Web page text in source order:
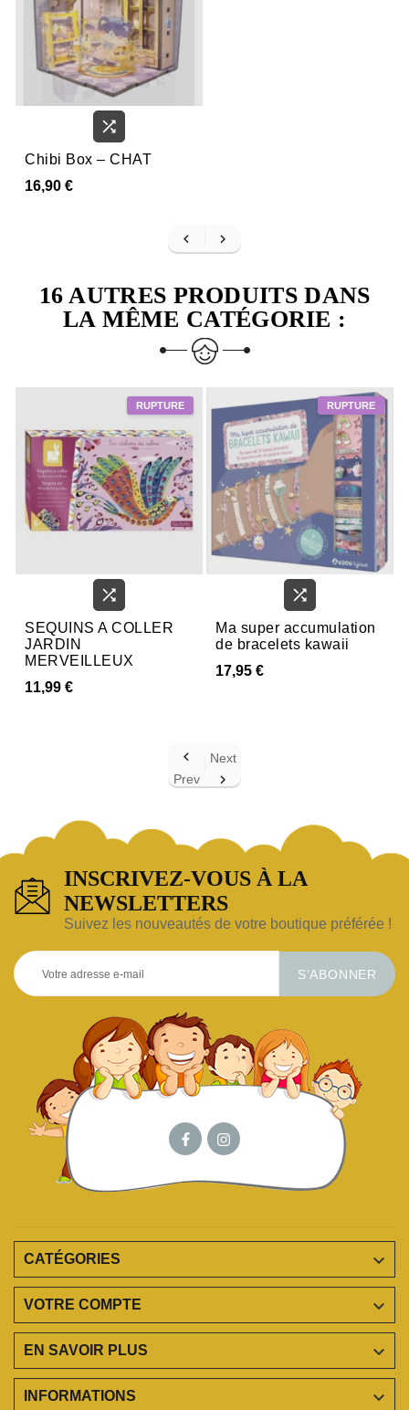

Chibi Box – CHAT
16,90 €
 
16 AUTRES PRODUITS DANS
LA MÊME CATÉGORIE :

SEQUINS A COLLER
JARDIN
MERVEILLEUX
11,99 €

Ma super accumulation
de bracelets kawaii
17,95 €

Prev
Next

INSCRIVEZ-VOUS À LA
NEWSLETTERS
Suivez les nouveautés de votre boutique préférée !
S’ABONNER
CATÉGORIES 
VOTRE COMPTE 
EN SAVOIR PLUS 
INFORMATIONS 